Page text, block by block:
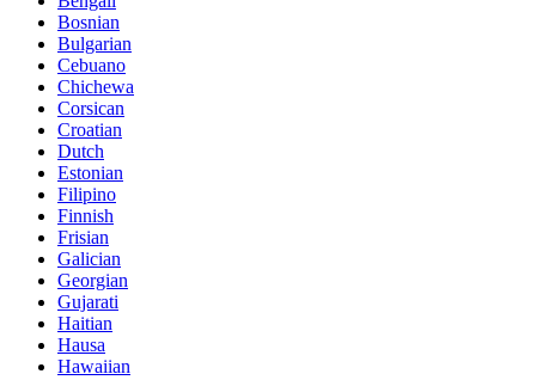
Bosnian
Bulgarian
Cebuano
Chichewa
Corsican
Croatian
Dutch
Estonian
Filipino
Finnish
Frisian
Galician
Georgian
Gujarati
Haitian
Hausa
Hawaiian